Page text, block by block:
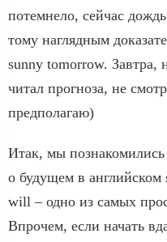
потемнело, сейчас
тому наглядным
sunny tomorrow. Завтра,
читал прогноза, не
предполагаю)
Итак, мы
о будущем в английском
will – одно из самых
Впрочем, если начать